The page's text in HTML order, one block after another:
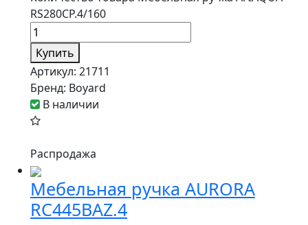
RS280CP.4/160
Купить
Артикул: 21711
Бренд: Boyard
В наличии
Распродажа
Мебельная ручка AURORA
RC445BAZ.4